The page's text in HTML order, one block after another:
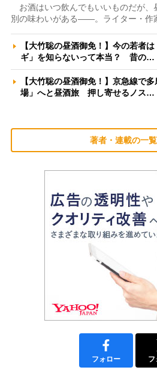
お酒はいつ飲んでもいいものだが、
別の味わいがある――。ライター・作
【大竹聡の昼酒御免！】今の若者
ギ」を知らないって本当？ 昔の…
【大竹聡の昼酒御免！】京急線で
場」へと昼酒旅 押し寄せるノス…
著者・連載の一
フォロー フ